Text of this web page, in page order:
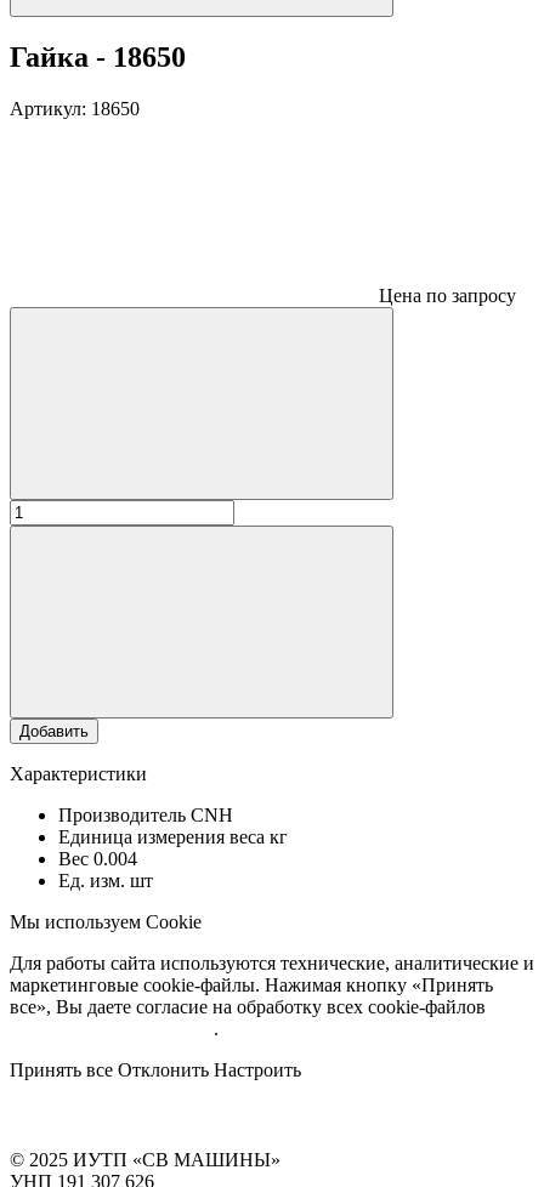
Гайка - 18650
Артикул: 18650
Цена по запросу
Добавить
Характеристики
Производитель CNH
Единица измерения веса кг
Вес 0.004
Ед. изм. шт
Мы используем Cookie
Для работы сайта используются технические, аналитические и
маркетинговые cookie-файлы. Нажимая кнопку «Принять
все», Вы даете согласие на обработку всех cookie-файлов
.
Принять все Отклонить Настроить
© 2025 ИУТП «СВ МАШИНЫ»
УНП 191 307 626